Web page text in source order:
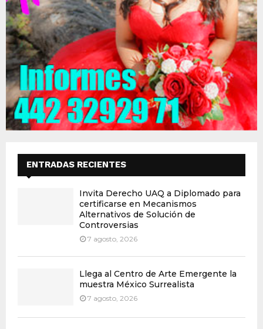
ENTRADAS RECIENTES
Invita Derecho UAQ a Diplomado para
certificarse en Mecanismos
Alternativos de Solución de
Controversias
7 agosto, 2026
Llega al Centro de Arte Emergente la
muestra México Surrealista
7 agosto, 2026